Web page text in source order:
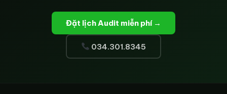
Đặt lịch Audit miễn phí →
034.301.8345